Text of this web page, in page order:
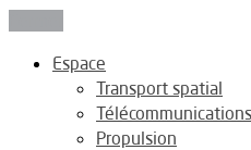
Espace
Transport spatial
Télécommunications
Propulsion